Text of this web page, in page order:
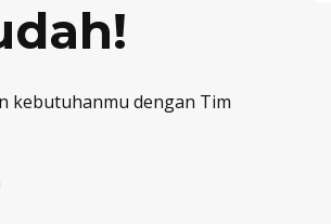
kebutuhanmu dengan Tim